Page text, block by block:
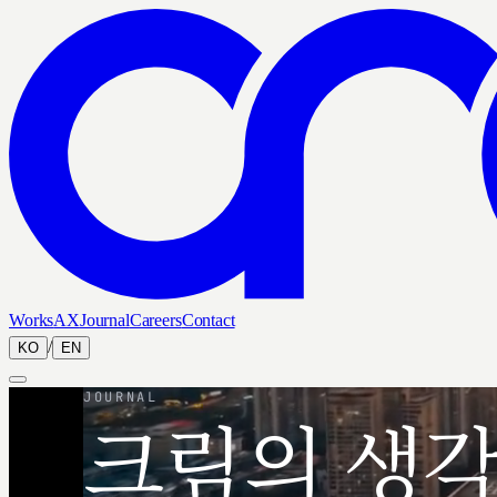
WorksAXJournalCareersContact
KO / EN
JOURNAL
크림의 생